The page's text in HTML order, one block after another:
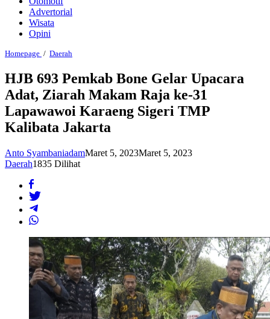
Advertorial
Wisata
Opini
Homepage / Daerah
Pemkab
Bone
Gelar
Upacara
Adat,
Ziarah
Makam
ke-
31
Lapawawoi
HJB 693 Pemkab Bone Gelar Upacara
Adat, Ziarah Makam Raja ke-31
Lapawawoi Karaeng Sigeri TMP
Kalibata Jakarta
Anto SyambaniadamMaret 5, 2023Maret 5, 2023
Daerah1835 Dilihat